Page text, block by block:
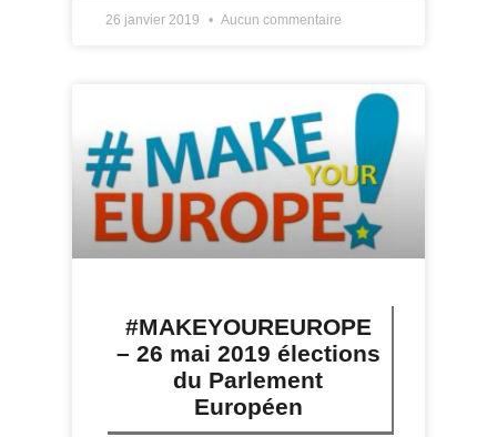
26 janvier 2019 Aucun commentaire
#MAKEYOUREUROPE
– 26 mai 2019 élections
du Parlement
Européen